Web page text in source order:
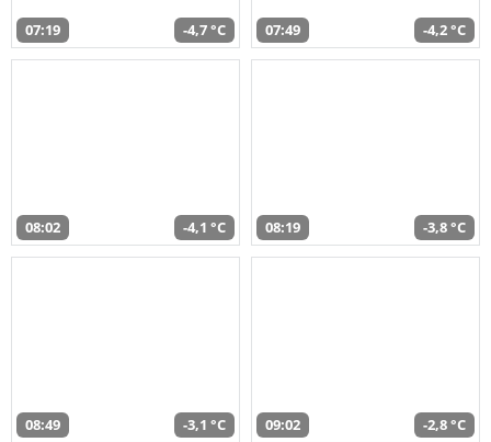
07:19 -4,7 °C 07:49 -4,2 °C
08:02 -4,1 °C 08:19 -3,8 °C
08:49 -3,1 °C 09:02 -2,8 °C